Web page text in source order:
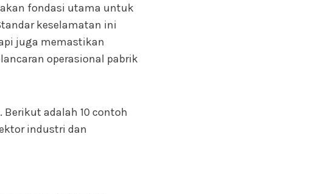
fondasi utama untuk
keselamatan ini
juga memastikan
operasional pabrik
adalah 10 contoh
industri dan